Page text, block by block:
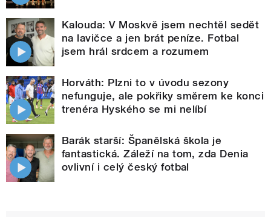
Kalouda: V Moskvě jsem nechtěl sedět
na lavičce a jen brát peníze. Fotbal
jsem hrál srdcem a rozumem
Horváth: Plzni to v úvodu sezony
nefunguje, ale pokřiky směrem ke konci
trenéra Hyského se mi nelíbí
Barák starší: Španělská škola je
fantastická. Záleží na tom, zda Denia
ovlivní i celý český fotbal